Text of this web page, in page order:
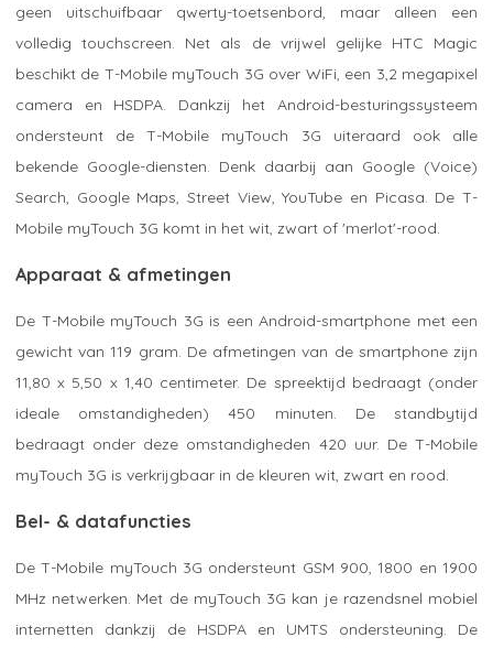
geen uitschuifbaar qwerty-toetsenbord, maar alleen een
volledig touchscreen. Net als de vrijwel gelijke HTC Magic
beschikt de T-Mobile myTouch 3G over WiFi, een 3,2 megapixel
camera en HSDPA. Dankzij het Android-besturingssysteem
ondersteunt de T-Mobile myTouch 3G uiteraard ook alle
bekende Google-diensten. Denk daarbij aan Google (Voice)
Search, Google Maps, Street View, YouTube en Picasa. De T-
Mobile myTouch 3G komt in het wit, zwart of 'merlot'-rood.
Apparaat & afmetingen
De T-Mobile myTouch 3G is een Android-smartphone met een
gewicht van 119 gram. De afmetingen van de smartphone zijn
11,80 x 5,50 x 1,40 centimeter. De spreektijd bedraagt (onder
ideale omstandigheden) 450 minuten. De standbytijd
bedraagt onder deze omstandigheden 420 uur. De T-Mobile
myTouch 3G is verkrijgbaar in de kleuren wit, zwart en rood.
Bel- & datafuncties
De T-Mobile myTouch 3G ondersteunt GSM 900, 1800 en 1900
MHz netwerken. Met de myTouch 3G kan je razendsnel mobiel
internetten dankzij de HSDPA en UMTS ondersteuning. De